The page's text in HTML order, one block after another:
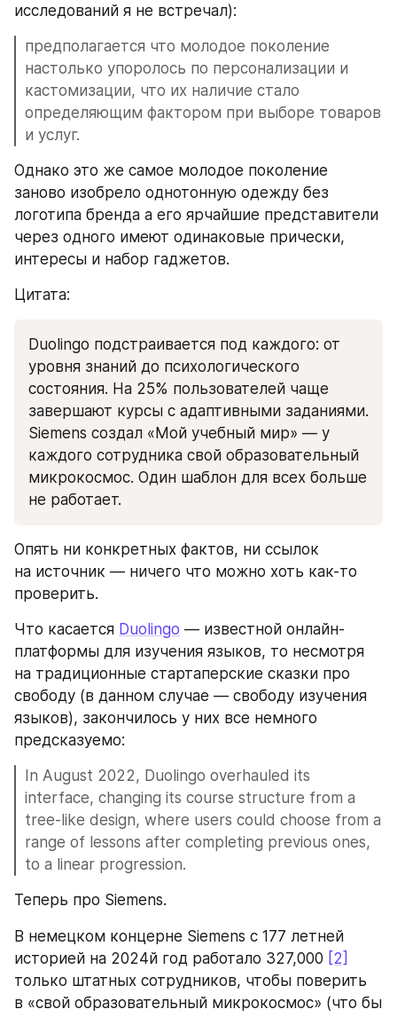
исследований я не встречал):
предполагается что молодое поколение
настолько упоролось по персонализации и
кастомизации, что их наличие стало
определяющим фактором при выборе товаров
и услуг.
Однако это же самое молодое поколение
заново изобрело однотонную одежду без
логотипа бренда а его ярчайшие представители
через одного имеют одинаковые прически,
интересы и набор гаджетов.
Цитата:
Duolingo подстраивается под каждого: от
уровня знаний до психологического
состояния. На 25% пользователей чаще
завершают курсы с адаптивными заданиями.
Siemens создал «Мой учебный мир» — у
каждого сотрудника свой образовательный
микрокосмос. Один шаблон для всех больше
не работает.
Опять ни конкретных фактов, ни ссылок
на источник — ничего что можно хоть как-то
проверить.
Что касается Duolingo — известной онлайн-
платформы для изучения языков, то несмотря
на традиционные стартаперские сказки про
свободу (в данном случае — свободу изучения
языков), закончилось у них все немного
предсказуемо:
In August 2022, Duolingo overhauled its
interface, changing its course structure from a
tree-like design, where users could choose from a
range of lessons after completing previous ones,
to a linear progression.
Теперь про Siemens.
В немецком концерне Siemens с 177 летней
историей на 2024й год работало 327,000 [2]
только штатных сотрудников, чтобы поверить
в «свой образовательный микрокосмос» (что бы